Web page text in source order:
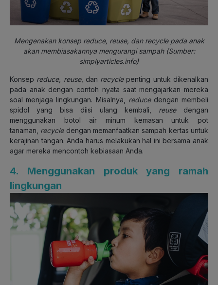
Mengenakan konsep reduce, reuse, dan recycle pada anak
akan membiasakannya mengurangi sampah (Sumber:
simplyarticles.info)
Konsep reduce, reuse, dan recyclepenting untuk dikenalkan
pada anak dengan contoh nyata saat mengajarkan mereka
soal menjaga lingkungan. Misalnya, reducedengan membeli
spidol yang bisa diisi ulang kembali, reusedengan
menggunakan botol air minum kemasan untuk pot
tanaman, recycledengan memanfaatkan sampah kertas untuk
kerajinan tangan. Anda harus melakukan hal ini bersama anak
agar mereka mencontoh kebiasaan Anda.
4. Menggunakan produk yang ramah
lingkungan